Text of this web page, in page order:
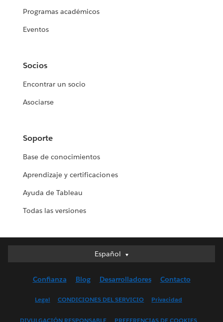
Programas académicos
Eventos
Socios
Encontrar un socio
Asociarse
Soporte
Base de conocimientos
Aprendizaje y certificaciones
Ayuda de Tableau
Todas las versiones
Español
Español
English (UK)
Confianza Blog Desarrolladores Contacto
Legal CONDICIONES DEL SERVICIO Privacidad
DIVULGACIÓN RESPONSABLE PREFERENCIAS DE COOKIES